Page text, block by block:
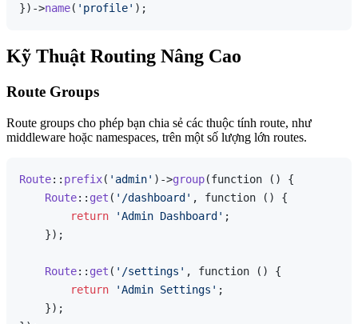
})->name( 'profile'
Kỹ Thuật Routing Nâng Cao
Route Groups
Route groups cho phép bạn chia sẻ các thuộc tính route, như
middleware hoặc namespaces, trên một số lượng lớn routes.
Route:: prefix( 'admin' )->group(function () {
Route:: get ( '/dashboard' , function () {
return
'Admin Dashboard' ;
    });
Route:: get ( '/settings' , function () {
return
'Admin Settings' ;
    });